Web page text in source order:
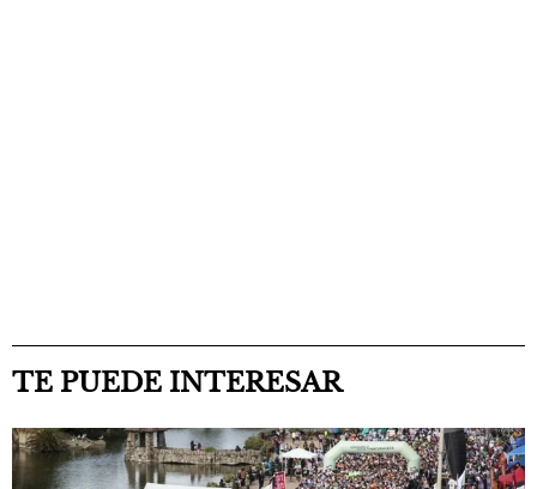
TE PUEDE INTERESAR